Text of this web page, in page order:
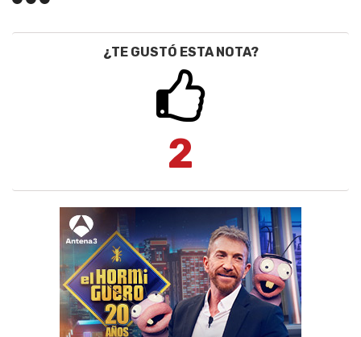
¿TE GUSTÓ ESTA NOTA?
2